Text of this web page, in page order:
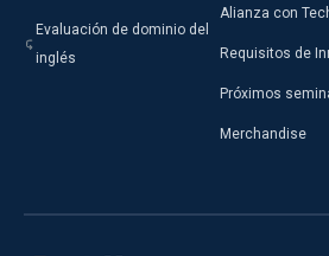
Evaluación de dominio del
inglés
Alianza con
Requisitos de
Próximos
Merchandise